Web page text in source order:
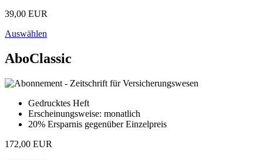
39,00 EUR
Auswählen
AboClassic
Gedrucktes Heft
Erscheinungsweise: monatlich
20% Ersparnis gegenüber Einzelpreis
172,00 EUR